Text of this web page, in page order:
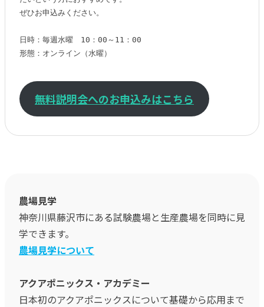
ぜひお申込みください。
日時：毎週水曜　10：00～11：00
形態：オンライン（水曜）
無料説明会へのお申込みはこちら
農場見学
神奈川県藤沢市にある試験農場と生産農場を同時に見
学できます。
農場見学について
アクアポニックス・アカデミー
日本初のアクアポニックスについて基礎から応用まで